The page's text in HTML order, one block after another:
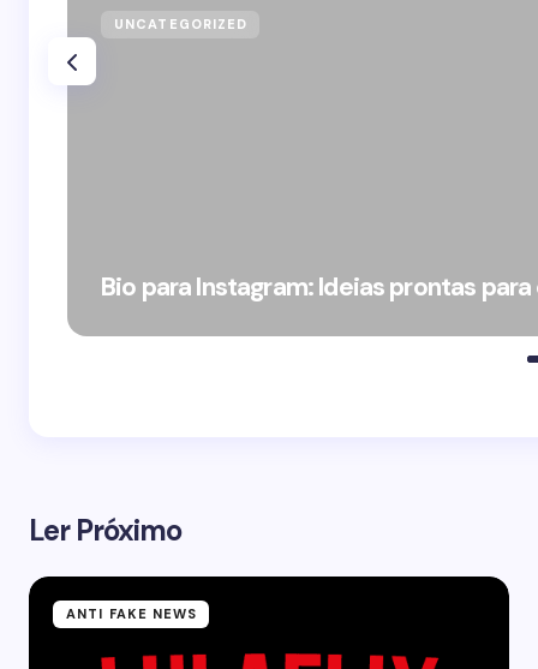
UNCATEGORIZED
Bio para Instagram: Ideias prontas
Ler Próximo
ANTI FAKE NEWS